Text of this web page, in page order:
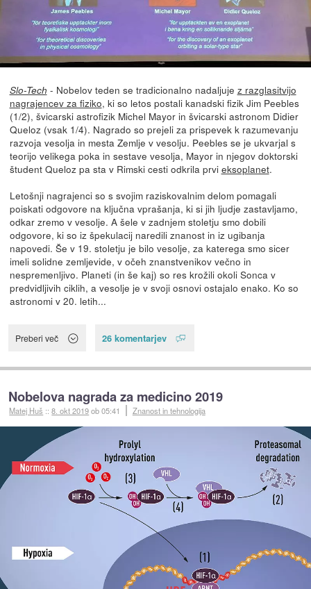
Slo-Tech - Nobelov teden se tradicionalno nadaljuje z razglasitvijo
nagrajencev za fiziko, ki so letos postali kanadski fizik Jim Peebles
(1/2), švicarski astrofizik Michel Mayor in švicarski astronom Didier
Queloz (vsak 1/4). Nagrado so prejeli za prispevek k razumevanju
razvoja vesolja in mesta Zemlje v vesolju. Peebles se je ukvarjal s
teorijo velikega poka in sestave vesolja, Mayor in njegov doktorski
študent Queloz pa sta v Rimski cesti odkrila prvi eksoplanet.
Letošnji nagrajenci so s svojim raziskovalnim delom pomagali
poiskati odgovore na ključna vprašanja, ki si jih ljudje zastavljamo,
odkar zremo v vesolje. A šele v zadnjem stoletju smo dobili
odgovore, ki so iz špekulacij naredili znanost in iz ugibanja
napovedi. Še v 19. stoletju je bilo vesolje, za katerega smo sicer
imeli solidne zemljevide, v očeh znanstvenikov večno in
nespremenljivo. Planeti (in še kaj) so res krožili okoli Sonca v
predvidljivih ciklih, a vesolje je v svoji osnovi ostajalo enako. Ko so
astronomi v 20. letih...
Preberi več 26 komentarjev
Nobelova nagrada za medicino 2019
Matej Huš ::8. okt 2019ob 05:41 Znanost in tehnologija